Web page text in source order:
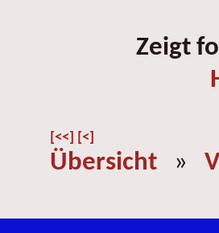
Zeigt
[<<] [<]
Übersicht »